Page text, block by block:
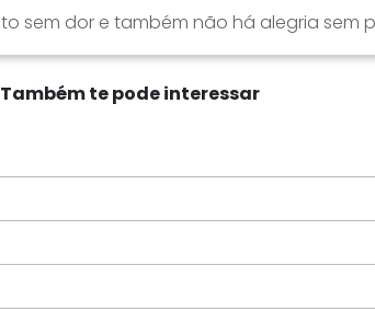
sem dor e também não há alegria sem
Também te pode interessar